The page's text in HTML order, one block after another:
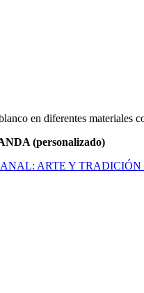
en diferentes materiales
(personalizado)
ARTE Y TRADICIÓN